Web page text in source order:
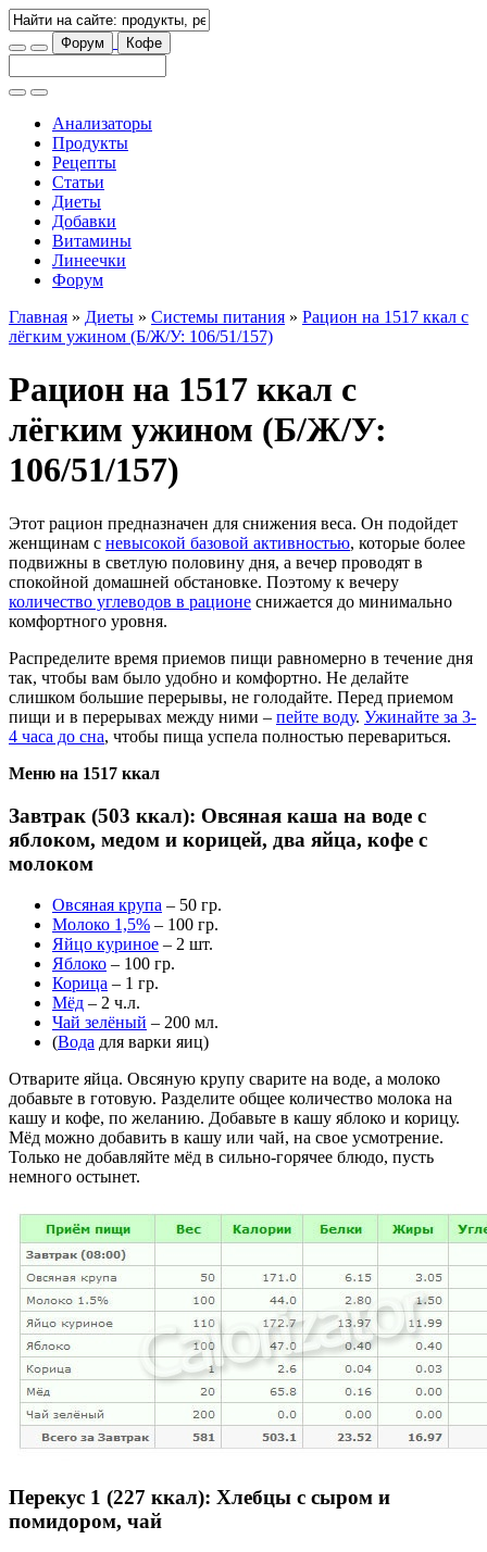
Форум Кофе
Анализаторы
Продукты
Рецепты
Статьи
Диеты
Добавки
Витамины
Линеечки
Форум
Главная » Диеты » Системы питания » Рацион на 1517 ккал с
лёгким ужином (Б/Ж/У: 106/51/157)
Рацион на 1517 ккал с
лёгким ужином (Б/Ж/У:
106/51/157)
Этот рацион предназначен для снижения веса. Он подойдет
женщинам с невысокой базовой активностью, которые более
подвижны в светлую половину дня, а вечер проводят в
спокойной домашней обстановке. Поэтому к вечеру
количество углеводов в рационе снижается до минимально
комфортного уровня.
Распределите время приемов пищи равномерно в течение дня
так, чтобы вам было удобно и комфортно. Не делайте
слишком большие перерывы, не голодайте. Перед приемом
пищи и в перерывах между ними – пейте воду. Ужинайте за 3-
4 часа до сна, чтобы пища успела полностью перевариться.
Меню на 1517 ккал
Завтрак (503 ккал): Овсяная каша на воде с
яблоком, медом и корицей, два яйца, кофе с
молоком
Овсяная крупа – 50 гр.
Молоко 1,5% – 100 гр.
Яйцо куриное – 2 шт.
Яблоко – 100 гр.
Корица – 1 гр.
Мёд – 2 ч.л.
Чай зелёный – 200 мл.
(Вода для варки яиц)
Отварите яйца. Овсяную крупу сварите на воде, а молоко
добавьте в готовую. Разделите общее количество молока на
кашу и кофе, по желанию. Добавьте в кашу яблоко и корицу.
Мёд можно добавить в кашу или чай, на свое усмотрение.
Только не добавляйте мёд в сильно-горячее блюдо, пусть
немного остынет.
Перекус 1 (227 ккал): Хлебцы с сыром и
помидором, чай